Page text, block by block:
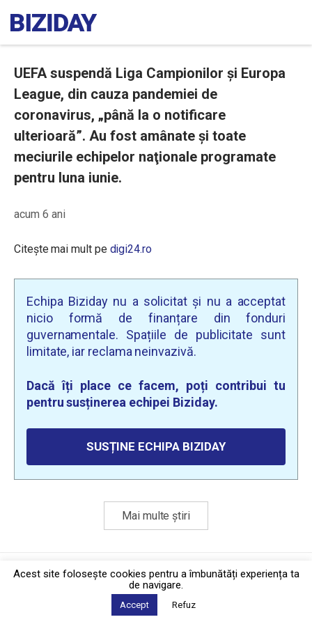
UEFA suspendă Liga Campionilor și Europa
League, din cauza pandemiei de
coronavirus, „până la o notificare
ulterioară”. Au fost amânate și toate
meciurile echipelor naţionale programate
pentru luna iunie.
acum 6 ani
Citește mai mult pe digi24.ro
Echipa Biziday nu a solicitat și nu a acceptat
nicio formă de finanțare din fonduri
guvernamentale. Spațiile de publicitate sunt
limitate, iar reclama neinvazivă.
Dacă îți place ce facem, poți contribui tu
pentru susținerea echipei Biziday.
SUSȚINE ECHIPA BIZIDAY
Mai multe știri
Politica de confidențialitate·Contact
2026 © Biziday
Acest site foloseşte cookies pentru a îmbunătăți experiența ta
de navigare.
Accept Refuz